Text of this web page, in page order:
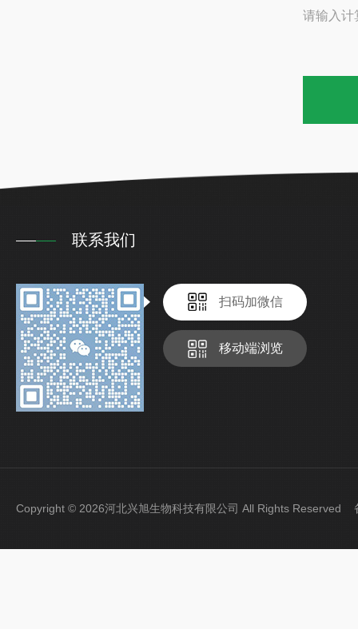
请输入计
联系我们
扫码加微信
移动端浏览
Copyright © 2026河北兴旭生物科技有限公司 All Rights Reserved